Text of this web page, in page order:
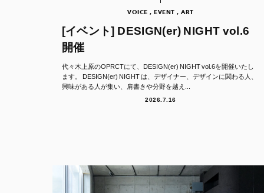
VOICE , EVENT , ART
[イベント] DESIGN(er) NIGHT vol.6
開催
代々木上原のOPRCTにて、DESIGN(er) NIGHT vol.6を開催いたし
ます。 DESIGN(er) NIGHT は、デザイナー、デザインに関わる人、
興味がある人が集い、肩書きや分野を越え...
2026.7.16